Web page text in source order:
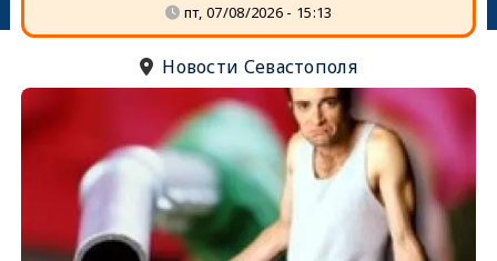
пт, 07/08/2026 - 15:13
Новости Севастополя